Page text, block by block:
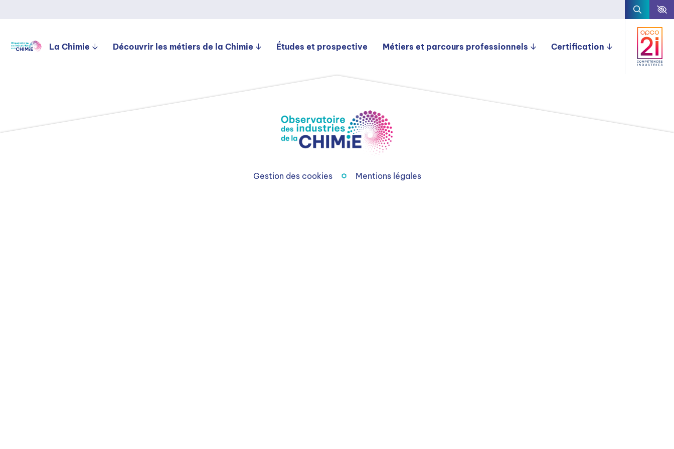
La Chimie Découvrir les métiers de la Chimie Études et prospective Métiers et parcours professionnels Certification
Gestion des cookies Mentions légales